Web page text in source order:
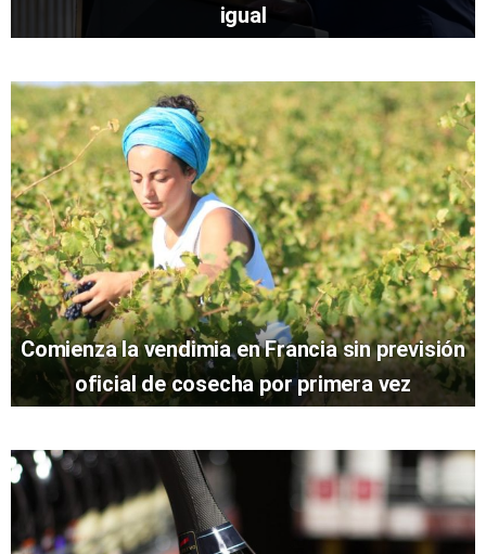
igual
Comienza la vendimia en Francia sin previsión
oficial de cosecha por primera vez